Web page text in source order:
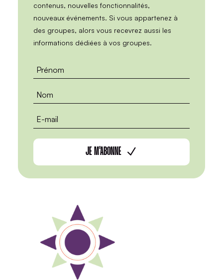
contenus, nouvelles fonctionnalités,
nouveaux événements. Si vous appartenez à
des groupes, alors vous recevrez aussi les
informations dédiées à vos groupes.
JE M'ABONNE